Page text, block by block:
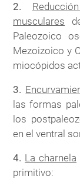
2.
musculares
Paleozoico
Mezoizoico y
miocópidos
3.
las formas
los
en el ventral
4. La charnela
primitivo: